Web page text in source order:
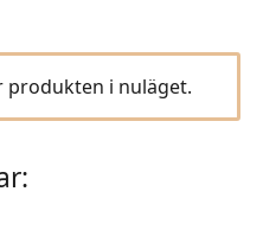
produkten i nuläget.